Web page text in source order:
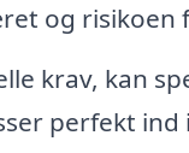
og
krav, kan
perfekt ind